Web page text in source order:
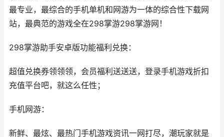
最专业，最综合的手机单机和网游为一体的综合性下载网
站，最典范的游戏全在298掌游298掌游网！
298掌游助手安卓版功能福利兑换：
超值兑换券领领领，会员福利送送送，登录手机游戏折扣
充值平台吧，就这么任性；
手机网游：
新鲜、最炫、最热门手机游戏资讯一网打尽，潮玩家就是